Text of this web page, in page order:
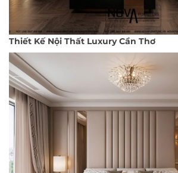
Thiết Kế Nội Thất Luxury Cần Thơ